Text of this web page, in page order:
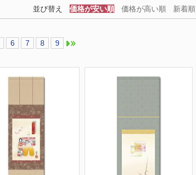
並び替え 価格が安い順 価格が高い順 新着順
6 7 8 9